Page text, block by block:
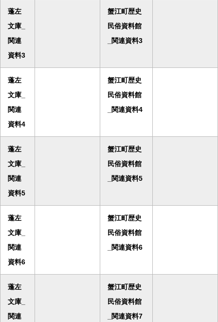
蓬左
文庫_
関連
資料3
蟹江町歴史
民俗資料館
_関連資料3
蓬左
文庫_
関連
資料4
蟹江町歴史
民俗資料館
_関連資料4
蓬左
文庫_
関連
資料5
蟹江町歴史
民俗資料館
_関連資料5
蓬左
文庫_
関連
資料6
蟹江町歴史
民俗資料館
_関連資料6
蓬左
文庫_
関連
蟹江町歴史
民俗資料館
_関連資料7